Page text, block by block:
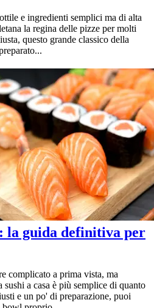
e ingredienti semplici ma di alta
la regina delle pizze per molti
questo grande classico della
la guida definitiva per
complicato a prima vista, ma
sushi a casa è più semplice di quanto
e un po' di preparazione, puoi